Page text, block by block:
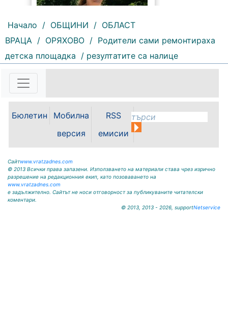
170 | 2026-08-07 11:47:09
България изнася рекордни
АЕЦ „Козлодуй“ продължава да
работи без затруднения въпреки
енергетиката Ива Петрова в
Начало / ОБЩИНИ / ОБЛАСТ
ВРАЦА / ОРЯХОВО / Родители сами ремонтираха
детска площадка / резултатите са налице
Бюлетин
Мобилна
версия
RSS
емисии
Сайтwww.vratzadnes.com
© 2013 Всички права запазени. Използването на материали става чрез изрично
разрешение на редакционния екип, като позоваването на
www.vratzadnes.com
е задължително. Сайтът не носи отговорност за публикуваните читателски
коментари.
© 2013, 2013 - 2026, supportNetservice